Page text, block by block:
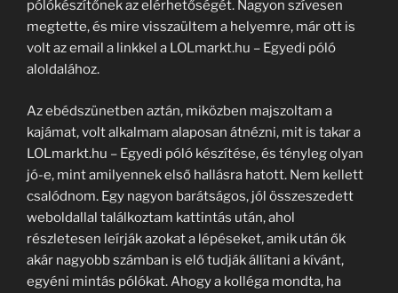
pólókészítőnek az elérhetőségét. Nagyon szívesen
megtette, és mire visszaültem a helyemre, már ott is
volt az email a linkkel a LOLmarkt.hu – Egyedi póló
aloldalához.
Az ebédszünetben aztán, miközben majszoltam a
kajámat, volt alkalmam alaposan átnézni, mit is takar a
LOLmarkt.hu – Egyedi póló készítése, és tényleg olyan
jó-e, mint amilyennek első hallásra hatott. Nem kellett
csalódnom. Egy nagyon barátságos, jól összeszedett
weboldallal találkoztam kattintás után, ahol
részletesen leírják azokat a lépéseket, amik után ők
akár nagyobb számban is elő tudják állítani a kívánt,
egyéni mintás pólókat. Ahogy a kolléga mondta, ha